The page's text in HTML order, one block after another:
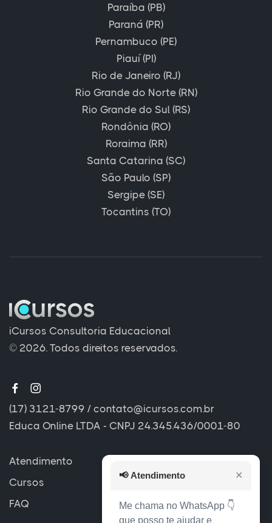
Paraíba (PB)
Paraná (PR)
Pernambuco (PE)
Piauí (PI)
Rio de Janeiro (RJ)
Rio Grande do Norte (RN)
Rio Grande do Sul (RS)
Rondônia (RO)
Roraima (RR)
Santa Catarina (SC)
São Paulo (SP)
Sergipe (SE)
Tocantins (TO)
iCursos Consultoria Educacional
© 2026. Todos direitos reservados.
(17) 3121-8799 / contato@icursos.com.br
Educa Online LTDA - CNPJ 24.345.436/0001-80
Atendimento
Cursos
FAQ
📢 Atendimento ✕
Me chama no WhatsApp 👇
que posso te ajudar e